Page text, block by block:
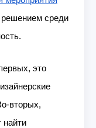
среди
это
вторых,
найти